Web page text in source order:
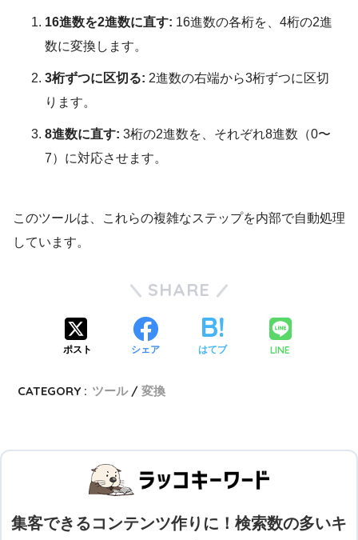
16進数を2進数に直す: 16進数の各桁を、4桁の2進
数に変換します。
3桁ずつに区切る: 2進数の右端から3桁ずつに区切
ります。
8進数に直す: 3桁の2進数を、それぞれ8進数（0〜
7）に対応させます。
このツールは、これらの複雑なステップを内部で自動処理
しています。
SHARE
ポスト シェア はてブ LINE
CATEGORY : ツール 変換
集客できるコンテンツ作りに！検索数の多いキ